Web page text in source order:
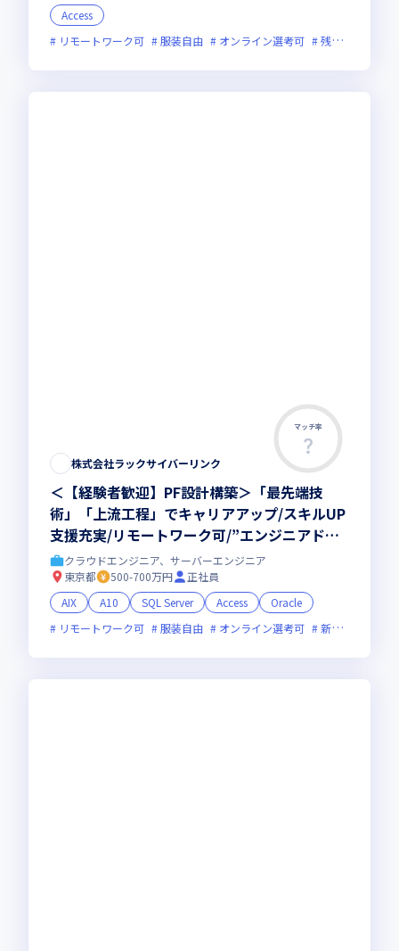
Access
リモートワーク可
服装自由 オンライン選考可 残業月20時間未満
マッチ率
株式会社ラックサイバーリンク
＜【経験者歓迎】PF設計構築＞「最先端技
術」「上流工程」でキャリアアップ/スキルUP
支援充実/リモートワーク可/”エンジニアドリ
ブン”の働きやすい環境/ワークライフバランス
重視
クラウドエンジニア、サーバーエンジニア
東京都
500-700万円
正社員
AIX
A10 SQL Server Access
Oracle
リモートワーク可
服装自由 オンライン選考可 新技術に積極的